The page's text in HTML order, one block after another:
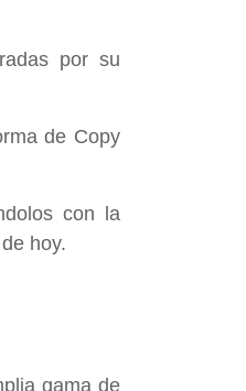
por su
de Copy
con la
hoy.
gama de